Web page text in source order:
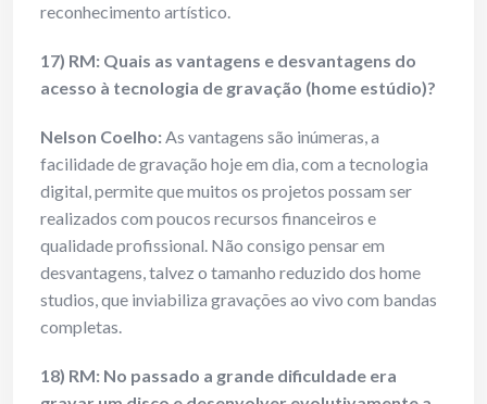
reconhecimento artístico.
17) RM: Quais as vantagens e desvantagens do
acesso à tecnologia de gravação (home estúdio)?
Nelson Coelho:As vantagens são inúmeras, a
facilidade de gravação hoje em dia, com a tecnologia
digital, permite que muitos os projetos possam ser
realizados com poucos recursos financeiros e
qualidade profissional. Não consigo pensar em
desvantagens, talvez o tamanho reduzido dos home
studios, que inviabiliza gravações ao vivo com bandas
completas.
18) RM: No passado a grande dificuldade era